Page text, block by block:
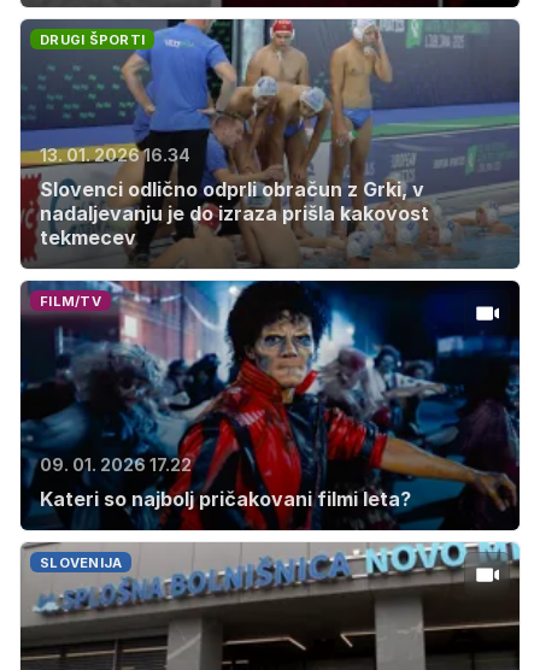
DRUGI ŠPORTI
13. 01. 2026 16.34
Slovenci odlično odprli obračun z Grki, v
nadaljevanju je do izraza prišla kakovost
tekmecev
FILM/TV
09. 01. 2026 17.22
Kateri so najbolj pričakovani filmi leta?
SLOVENIJA